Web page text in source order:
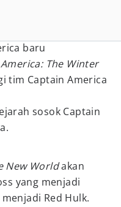
baru
The Winter
tim Captain America
sosok Captain
New Worldakan
yang menjadi
Red Hulk.